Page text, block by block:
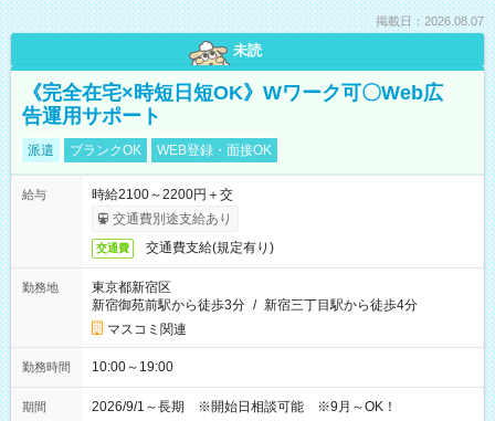
掲載日：2026.08.07
未読
《完全在宅×時短日短OK》Wワーク可〇Web広
告運用サポート
派遣 ブランクOK WEB登録・面接OK
給与
時給2100～2200円＋交
交通費別途支給あり
交通費 交通費支給(規定有り)
勤務地
東京都新宿区
新宿御苑前駅から徒歩3分 / 新宿三丁目駅から徒歩4分
マスコミ関連
勤務時間 10:00～19:00
期間 2026/9/1～長期 ※開始日相談可能 ※9月～OK！